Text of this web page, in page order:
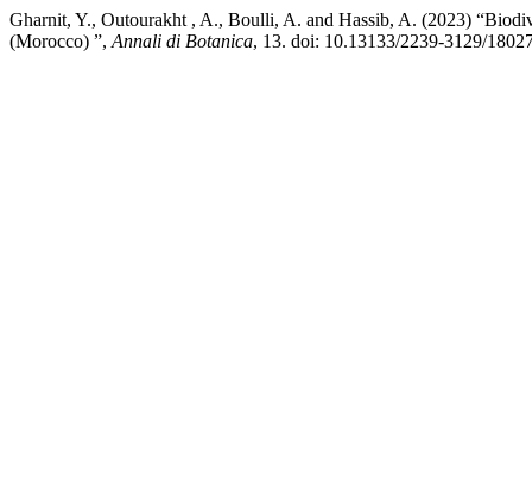
Gharnit, Y., Outourakht , A., Boulli, A. and Hassib, A. (2023)
(Morocco) ”, Annali di Botanica, 13. doi: 10.13133/2239-3129/